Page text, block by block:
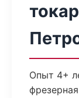
Опыт 4+